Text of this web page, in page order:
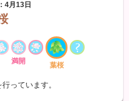
4月13日
満開 葉桜
っています。